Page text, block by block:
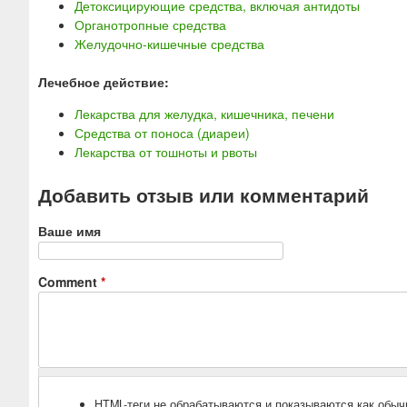
Детоксицирующие средства, включая антидоты
Органотропные средства
Желудочно-кишечные средства
Лечебное действие:
Лекарства для желудка, кишечника, печени
Средства от поноса (диареи)
Лекарства от тошноты и рвоты
Добавить отзыв или комментарий
Ваше имя
Comment *